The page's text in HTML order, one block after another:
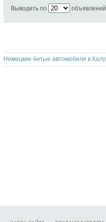
Выводить по объявлений